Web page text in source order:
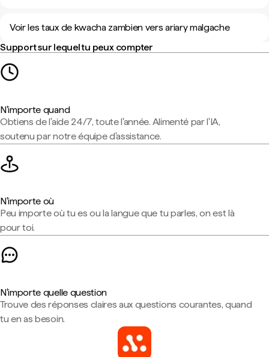
Voir les taux de kwacha zambien vers ariary malgache
Support sur lequel tu peux compter
N'importe quand
Obtiens de l'aide 24/7, toute l'année. Alimenté par l'IA,
soutenu par notre équipe d'assistance.
N'importe où
Peu importe où tu es ou la langue que tu parles, on est là
pour toi.
N'importe quelle question
Trouve des réponses claires aux questions courantes, quand
tu en as besoin.